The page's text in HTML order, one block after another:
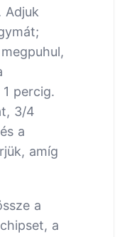
Adjuk
percig.
3/4
a
amíg
a
a